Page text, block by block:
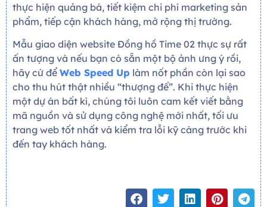
thực hiện quảng bá, tiết kiệm chi phí marketing sản
phẩm, tiếp cận khách hàng, mở rộng thị trường.
Mẫu giao diện website Đồng hồ Time 02 thực sự rất
ấn tượng và nếu bạn có sẵn một bộ ảnh ưng ý rồi,
hãy cứ để Web Speed Up làm nốt phần còn lại sao
cho thu hút thật nhiều “thượng đế”. Khi thực hiện
một dự án bất kì, chúng tôi luôn cam kết viết bằng
mã nguồn và sử dụng công nghệ mới nhất, tối ưu
trang web tốt nhất và kiểm tra lỗi kỹ càng trước khi
đến tay khách hàng.